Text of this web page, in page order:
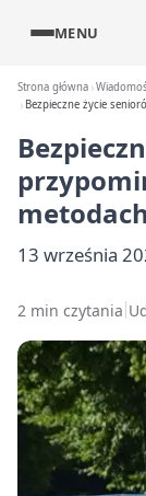
MENU
Strona główna
Bezpieczne życie
13 września
2 min czytania